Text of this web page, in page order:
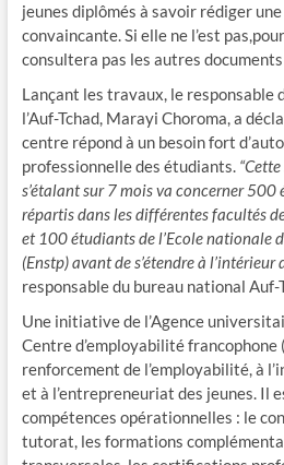
jeunes diplômés à savoir rédiger
convaincante. Si elle ne l’est
consultera pas les autres
Lançant les travaux, le responsable
l’Auf-Tchad, Marayi Choroma, a
centre répond à un besoin fort
professionnelle des étudiants.
s’étalant sur 7 mois va concerner 500
répartis dans les différentes facultés
et 100 étudiants de l’Ecole nationale
(Enstp) avant de s’étendre à l’intérieur
responsable du bureau national Auf-
Une initiative de l’Agence
Centre d’employabilité francophone
renforcement de l’employabilité, à
et à l’entrepreneuriat des jeunes. Il
compétences opérationnelles : le
tutorat, les formations